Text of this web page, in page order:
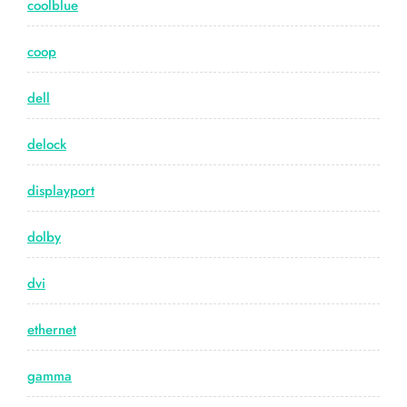
coolblue
coop
dell
delock
displayport
dolby
dvi
ethernet
gamma